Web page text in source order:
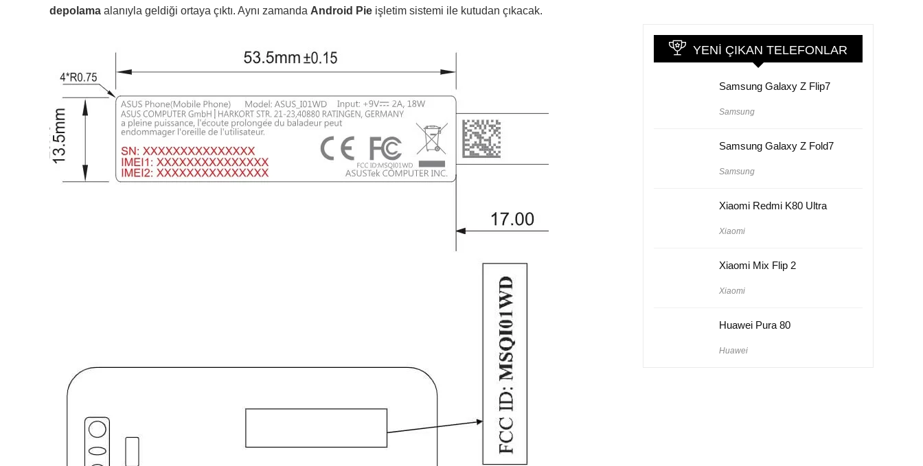
depolama alanıyla geldiği ortaya çıktı. Aynı zamanda Android Pie işletim sistemi ile kutudan çıkacak.
YENI ÇIKAN TELEFONLAR
Samsung Galaxy Z Flip7
Samsung
Samsung Galaxy Z Fold7
Samsung
Xiaomi Redmi K80 Ultra
Xiaomi
Xiaomi Mix Flip 2
Xiaomi
Huawei Pura 80
Huawei